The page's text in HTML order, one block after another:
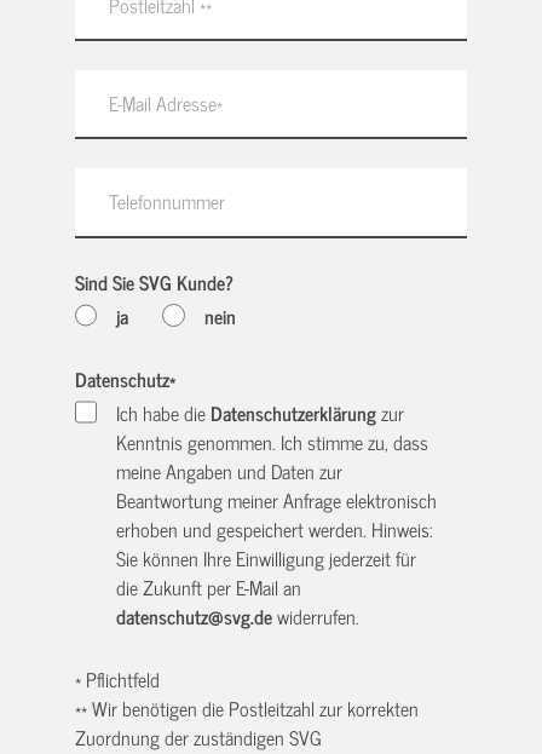
Sind Sie SVG Kunde?
ja
nein
Datenschutz*
Ich habe dieDatenschutzerklärungzur
Kenntnis genommen. Ich stimme zu, dass
meine Angaben und Daten zur
Beantwortung meiner Anfrage elektronisch
erhoben und gespeichert werden. Hinweis:
Sie können Ihre Einwilligung jederzeit für
die Zukunft per E-Mail an
datenschutz@svg.dewiderrufen.
* Pflichtfeld
** Wir benötigen die Postleitzahl zur korrekten
Zuordnung der zuständigen SVG